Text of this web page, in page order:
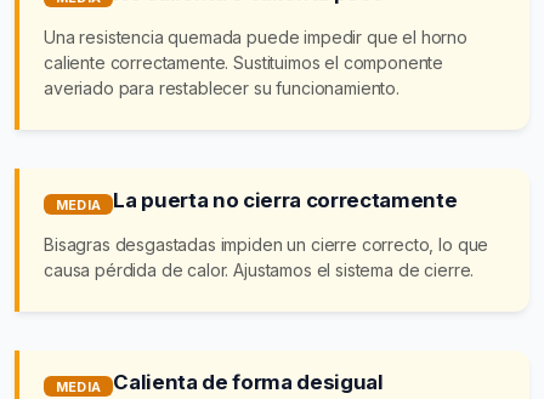
Una resistencia quemada puede impedir que el horno
caliente correctamente. Sustituimos el componente
averiado para restablecer su funcionamiento.
MEDIA La puerta no cierra correctamente
Bisagras desgastadas impiden un cierre correcto, lo que
causa pérdida de calor. Ajustamos el sistema de cierre.
MEDIA Calienta de forma desigual